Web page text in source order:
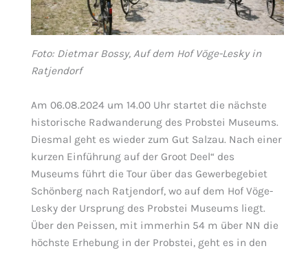
Foto: Dietmar Bossy, Auf dem Hof Vöge-Lesky in
Ratjendorf
Am 06.08.2024 um 14.00 Uhr startet die nächste
historische Radwanderung des Probstei Museums.
Diesmal geht es wieder zum Gut Salzau. Nach einer
kurzen Einführung auf der Groot Deel“ des
Museums führt die Tour über das Gewerbegebiet
Schönberg nach Ratjendorf, wo auf dem Hof Vöge-
Lesky der Ursprung des Probstei Museums liegt.
Über den Peissen, mit immerhin 54 m über NN die
höchste Erhebung in der Probstei, geht es in den